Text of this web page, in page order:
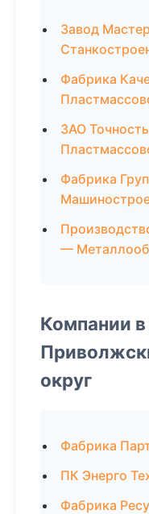
Завод
Фабрика
ЗАО
Фабрика
—
Компании в
округ
Фабрика
ПК Энерго
Фабрика